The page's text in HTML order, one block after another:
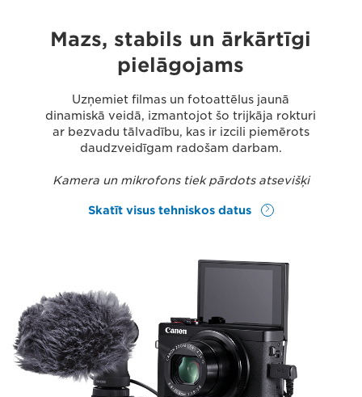
Mazs, stabils un ārkārtīgi
pielāgojams
Uzņemiet filmas un fotoattēlus jaunā
dinamiskā veidā, izmantojot šo trijkāja rokturi
ar bezvadu tālvadību, kas ir izcili piemērots
daudzveidīgam radošam darbam.
Kamera un mikrofons tiek pārdots atsevišķi
Skatīt visus tehniskos datus